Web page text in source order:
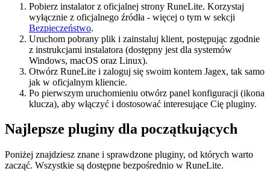
Pobierz instalator z oficjalnej strony RuneLite. Korzystaj
wyłącznie z oficjalnego źródła - więcej o tym w sekcji
Bezpieczeństwo.
Uruchom pobrany plik i zainstaluj klient, postępując zgodnie
z instrukcjami instalatora (dostępny jest dla systemów
Windows, macOS oraz Linux).
Otwórz RuneLite i zaloguj się swoim kontem Jagex, tak samo
jak w oficjalnym kliencie.
Po pierwszym uruchomieniu otwórz panel konfiguracji (ikona
klucza), aby włączyć i dostosować interesujące Cię pluginy.
Najlepsze pluginy dla początkujących
Poniżej znajdziesz znane i sprawdzone pluginy, od których warto
zacząć. Wszystkie są dostępne bezpośrednio w RuneLite.